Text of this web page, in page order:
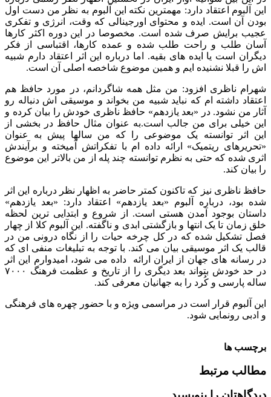
این آلبوم اعتقاد دارد: مهمترین نکته این آلبوم به نظر من دست اول
بودن آن است. ایده و محتوای اورجینالی که وقت، انرژی و تفکری
عجیب برایش صرف شده است. مخصوصا در این دوره اکثر کارها
آسان طلب و راحت طلب شده و عمده کارها، اقتباسی از فکر
دیگران است یا ایده های بقیه. اما درباره این اثر اعتقاد دارم شبیه
اش را قبلا نشنیده ایم و همین موضوع شاخصه اصلی آن است.
شهرام ناظری افزود: من مثل همه شاگردانم، در مورد حافظ هم
اعتقاد داشته ام که نباید شبیه من بخواند و موسیقی اش دنباله رو
آثار من نشود. در «بعد یازدهم» حافظ ناظری خودش را بیان کرده و
این خیلی برای من جالب است.به عنوان مثال حافظ در بخشی از
این اثر توانسته یک موضوعی را که من سالها پیش به عنوان
«تحریرهای ریتمیک» ارائه داده ام با تفکراتش آمیخته و برآیندش
اثری شده که حتی به نظرم توانسته چند پله از من بالاتر این موضوع
را بیان کند.
حافظ ناظری نیز که تاکنون کمتر حاضر به اظهار نظر درباره این اثر
شده بود، درباره آلبوم «بعد یازدهم» اعتقاد دارد: «بعد یازدهم»
داستان بوجود آمدن هستی است. از شروع و ابتدایی ترین لحظه
خلق زمان تا یک انتها و بازگشتی ابدی و ناگفته. این آلبوم کلا از چهار
فصل تشکیل شده که در کل چرخه حیات را از نگاه درونی من در
قالب یک اثر موسیقی بیان می کند. با توجه به تبلیغات منفی ای که
در رسانه های جهان از ایران ارائه داده می شود، امیدوارم این اثر
در حد خودش بتواند بعد دیگری را از تاریخ و عظمت فرهنگ ۷۰۰۰
ساله پارسی و کُرد را به جهانیان معرفی کند.
این آلبوم قرار است در مراسمی ویژه و با حضور چهره های فرهنگی
و ادبی رونمایی شود.
برچسب ها
مطالب مرتبط